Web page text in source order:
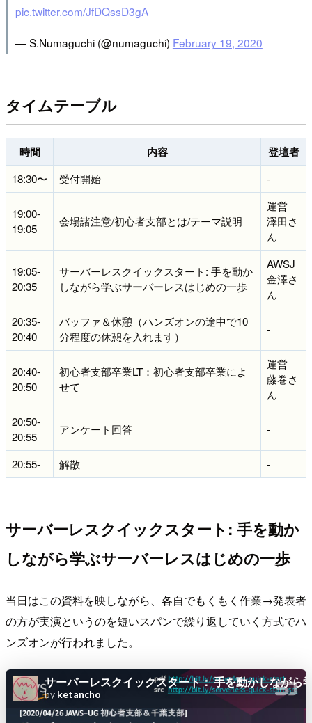
pic.twitter.com/JfDQssD3gA
— S.Numaguchi (@numaguchi) February 19, 2020
タイムテーブル
時間 内容 登壇者
18:30〜 受付開始 -
19:00-
19:05
会場諸注意/初心者支部とは/テーマ説明
運営
澤田さ
ん
19:05-
20:35
サーバーレスクイックスタート: 手を動か
しながら学ぶサーバーレスはじめの一歩
AWSJ
金澤さ
ん
20:35-
20:40
バッファ＆休憩（ハンズオンの途中で10
分程度の休憩を入れます）
-
20:40-
20:50
初心者支部卒業LT：初心者支部卒業によ
せて
運営
藤巻さ
ん
20:50-
20:55
アンケート回答 -
20:55- 解散 -
サーバーレスクイックスタート: 手を動か
しながら学ぶサーバーレスはじめの一歩
当日はこの資料を映しながら、各自でもくもく作業→発表者
の方が実演というのを短いスパンで繰り返していく方式でハ
ンズオンが行われました。